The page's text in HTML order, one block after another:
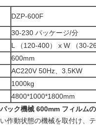
DZP-600F
30-230 パッケージ/分
L （120-400） x W （30-
600mm
AC220V 50Hz、3.5KW
1000kg
4800*1000*1800mm
ック機械 600mm フィルム
作動状態の機械を取付け、